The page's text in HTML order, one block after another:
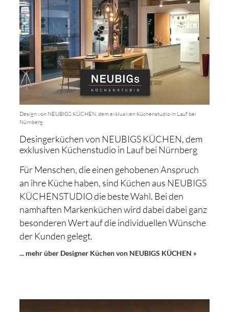
Design von NEUBIGS KÜCHEN, dem exklusiven Küchenstudio in Lauf bei
Nürnberg
Desingerküchen von NEUBIGS KÜCHEN, dem
exklusiven Küchenstudio in Lauf bei Nürnberg
Für Menschen, die einen gehobenen Anspruch
an ihre Küche haben, sind Küchen aus NEUBIGS
KÜCHENSTUDIO die beste Wahl. Bei den
namhaften Markenküchen wird dabei dabei ganz
besonderen Wert auf die individuellen Wünsche
der Kunden gelegt.
... mehr über Designer Küchen von NEUBIGS KÜCHEN »